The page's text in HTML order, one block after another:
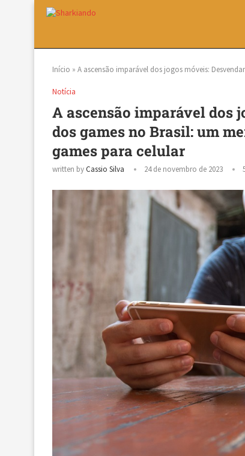
Início » A ascensão imparável dos jogos móveis:
Notícia
A ascensão imparável dos
dos games no Brasil: um
games para celular
written byCassio Silva 24 de novembro de 2023